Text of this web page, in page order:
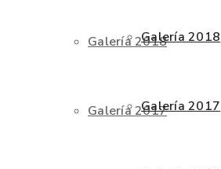
Galería 2018
Galería 2017
Galería 2018
Galería 2017